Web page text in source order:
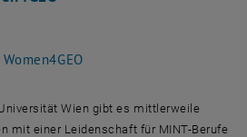
Wien gibt es mittlerweile
mit einer Leidenschaft für MINT-Berufe